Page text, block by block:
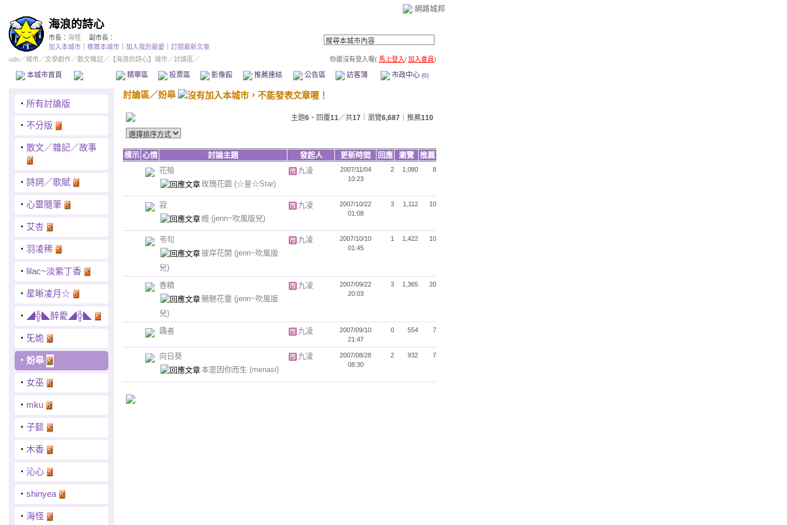
網路城邦
海浪的詩心
市長： 海怪
副市長：
加入本城市
推薦本城市 加入我的最愛
訂閱最新文章
udn／城市／文學創作／散文雜記／ 【海浪的詩心】城市／討論區／ 你還沒有登入喔( 馬上登入/ 加入會員)
本城市首頁 精華區 投票區 影像館 推薦連結 公告區 訪客簿 市政中心 (0)
‧ 所有討論版
‧ 不分版
‧ 散文／雜記／故事
‧ 詩詞／歌賦
‧ 心靈隨筆
‧ 艾杏
‧ 羽凌稀
‧ lilac~淡紫丁香
‧ 星晰凌月☆
‧ ◢╬◣醉愛◢╬◣
‧ 旡姽
‧ 妢皋
‧ 女巫
‧ mku
‧ 子懿
‧ 木香
‧ 沁心
‧ shinyea
‧ 海怪
討論區／妢皋
主題6 、回覆11／共17 ｜瀏覽6,687 ｜推薦110
標示 心情 討論主題 發起人 更新時間 回應 瀏覽
推薦
花殮
玫瑰花園 (☆星☆Star)
九凌
2007/11/04
10:23
2 1,080 8
寂
緪 (jenn~吹風版兒)
九凌
2007/10/22
01:08
3 1,112 10
弔句
彼岸花開 (jenn~吹風版
兒)
九凌
2007/10/10
01:45
1 1,422 10
香精
魑魅花靈 (jenn~吹風版
兒)
九凌
2007/09/22
20:03
3 1,365 20
踽者 九凌
2007/09/10
21:47
0 554 7
向日葵
本是因你而生 (menasi)
九凌
2007/08/28
08:30
2 932 7